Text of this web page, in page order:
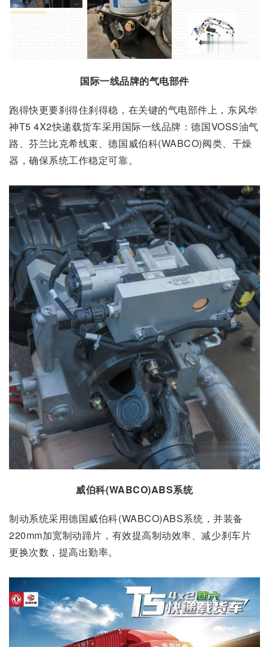
国际一线品牌的气电部件
跑得快更要刹得住刹得稳，在关键的气电部件上，东风华
神T5 4X2快递载货车采用国际一线品牌：德国VOSS油气
路、芬兰比克希线束、德国威伯科(WABCO)阀类、干燥
器，确保系统工作稳定可靠。
威伯科(WABCO)ABS系统
制动系统采用德国威伯科(WABCO)ABS系统，并装备
220mm加宽制动蹄片，有效提高制动效率、减少刹车片
更换次数，提高出勤率。